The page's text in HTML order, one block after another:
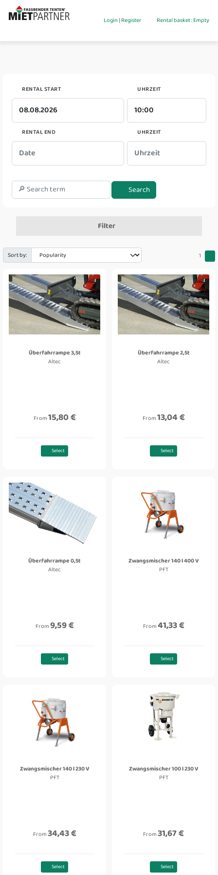
Login|Register Rental basket : Empty
RENTAL START UHRZEIT
RENTAL END UHRZEIT
Search
Filter
Sort by: 1
Überfahrrampe 3,5t
Altec
From15,80 €
Select
Überfahrrampe 2,5t
Altec
From13,04 €
Select
Überfahrrampe 0,5t
Altec
From9,59 €
Select
Zwangsmischer 140 l 400 V
PFT
From41,33 €
Select
Zwangsmischer 140 l 230 V
PFT
From34,43 €
Select
Zwangsmischer 100 l 230 V
PFT
From31,67 €
Select